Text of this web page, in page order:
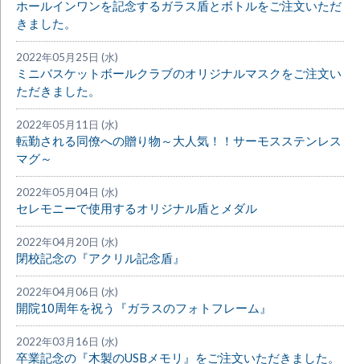
ホールインワンを記念するガラス盾とボトルをご注文いただ
きました。
2022年05月25日 (水)
ミニバスケットボールクラブのオリジナルマスクをご注文い
ただきました。
2022年05月11日 (水)
転勤される同僚への贈り物～大人気！！サーモスステンレス
マグ～
2022年05月04日 (水)
セレモニーで使用するオリジナル盾とメダル
2022年04月20日 (水)
閉校記念の『アクリル記念盾』
2022年04月06日 (水)
開院10周年を祝う『ガラスのフォトフレーム』
2022年03月16日 (水)
卒業記念の『木製のUSBメモリ』をご注文いただきました。